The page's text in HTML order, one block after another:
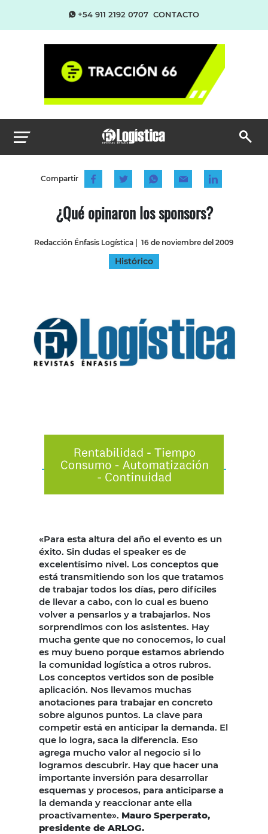
+54 911 2192 0707 CONTACTO
Compartir
¿Qué opinaron los sponsors?
Redacción Énfasis Logística | 16 de noviembre del 2009
Histórico
«Para esta altura del año el evento es un
éxito. Sin dudas el speaker es de
excelentísimo nivel. Los conceptos que
está transmitiendo son los que tratamos
de trabajar todos los días, pero difíciles
de llevar a cabo, con lo cual es bueno
volver a pensarlos y a trabajarlos. Nos
sorprendimos con los asistentes. Hay
mucha gente que no conocemos, lo cual
es muy bueno porque estamos abriendo
la comunidad logística a otros rubros.
Los conceptos vertidos son de posible
aplicación. Nos llevamos muchas
anotaciones para trabajar en concreto
sobre algunos puntos. La clave para
competir está en anticipar la demanda. El
que lo logra, saca la diferencia. Eso
agrega mucho valor al negocio si lo
logramos descubrir. Hay que hacer una
importante inversión para desarrollar
esquemas y procesos, para anticiparse a
la demanda y reaccionar ante ella
proactivamente». Mauro Sperperato,
presidente de ARLOG.